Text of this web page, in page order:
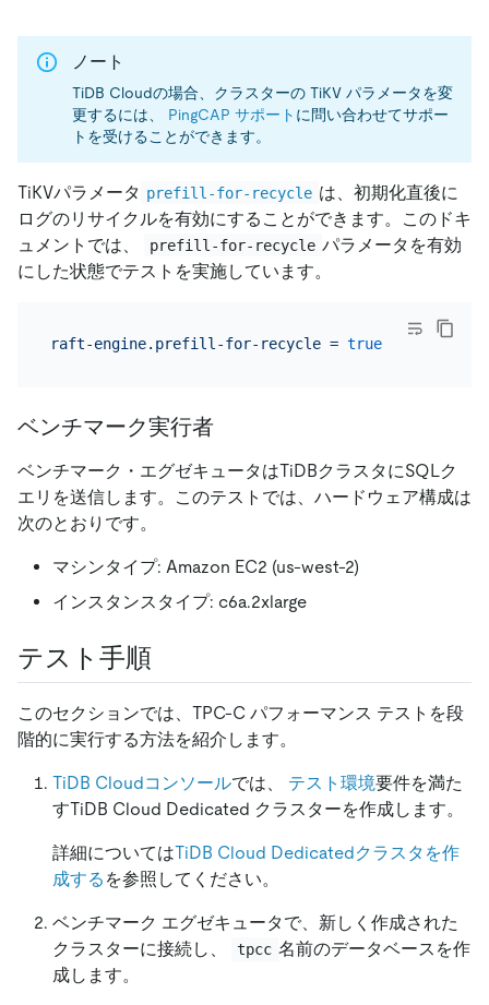
ノート
TiDB Cloudの場合、クラスターの TiKV パラメータを変
更するには、 PingCAP サポート に問い合わせてサポー
トを受けることができます。
TiKVパラメータ prefill-for-recycle は、初期化直後に
ログのリサイクルを有効にすることができます。このドキ
ュメントでは、
prefill-for-recycle パラメータを有効
にした状態でテストを実施しています。
raft-engine.prefill-for-recycle = true
ベンチマーク実行者
ベンチマーク・エグゼキュータはTiDBクラスタにSQLク
エリを送信します。このテストでは、ハードウェア構成は
次のとおりです。
マシンタイプ: Amazon EC2 (us-west-2)
インスタンスタイプ: c6a.2xlarge
テスト手順
このセクションでは、TPC-C パフォーマンス テストを段
階的に実行する方法を紹介します。
TiDB Cloudコンソールでは、 テスト環境要件を満た
すTiDB Cloud Dedicated クラスターを作成します。
詳細についてはTiDB Cloud Dedicatedクラスタを作
成する を参照してください。
ベンチマーク エグゼキュータで、新しく作成された
クラスターに接続し、
tpcc 名前のデータベースを作
成します。